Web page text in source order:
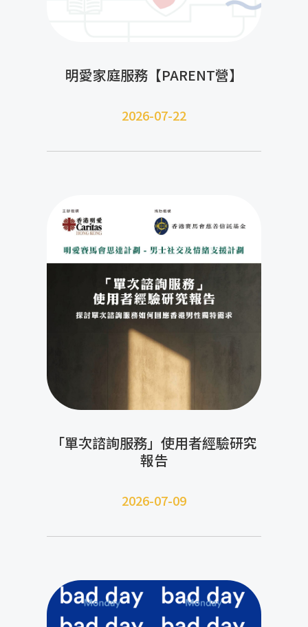
明愛家庭服務【PARENT營】
2026-07-22
「單次諮詢服務」使用者經驗研究
報告
2026-07-09